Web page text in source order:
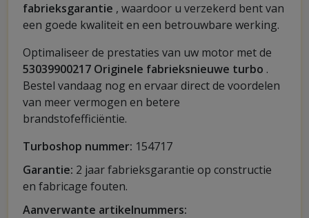
fabrieksgarantie , waardoor u verzekerd bent van
een goede kwaliteit en een betrouwbare werking.
Optimaliseer de prestaties van uw motor met de
53039900217 Originele fabrieksnieuwe turbo .
Bestel vandaag nog en ervaar direct de voordelen
van meer vermogen en betere
brandstofefficiëntie.
Turboshop nummer: 154717
Garantie: 2 jaar fabrieksgarantie op constructie
en fabricage fouten.
Aanverwante artikelnummers: